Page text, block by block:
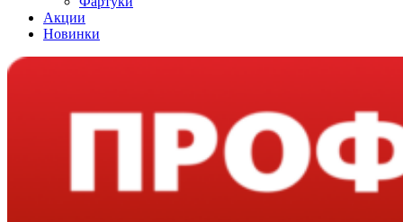
Акции
Новинки